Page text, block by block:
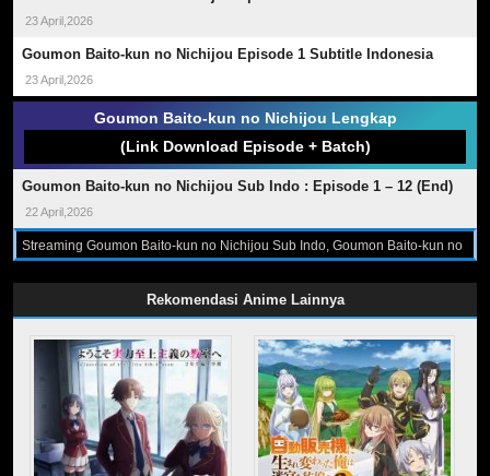
23 April,2026
Goumon Baito-kun no Nichijou Episode 1 Subtitle Indonesia
23 April,2026
Goumon Baito-kun no Nichijou Lengkap
(Link Download Episode + Batch)
Goumon Baito-kun no Nichijou Sub Indo : Episode 1 – 12 (End)
22 April,2026
Streaming Goumon Baito-kun no Nichijou Sub Indo, Goumon Baito-kun no
Nichijou resolusi 240p 360p 480p 720p format Mp4 dan Mkv Sub Indo,
Download Goumon Baito-kun no Nichijou Sub Indo, Nonton Goumon
Baito-kun no Nichijou, Download dan Streaming Goumon Baito-kun no
Nichijou Subtitle Indonesia, Goumon Baito-kun no Nichijou Episode 1 - 12
Rekomendasi Anime Lainnya